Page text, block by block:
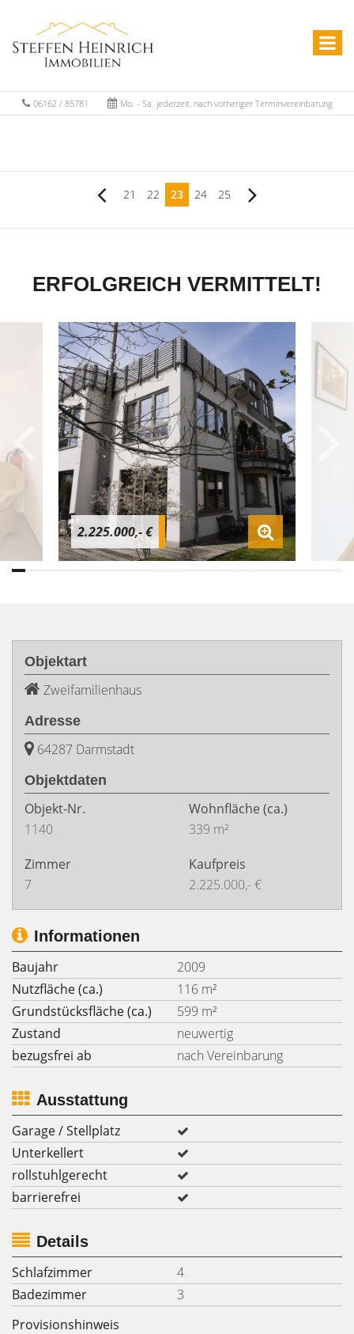
06162 / 85781 Mo. - Sa. jederzeit, nach vorheriger Terminvereinbarung
21 22 23 24 25
ERFOLGREICH VERMITTELT!
2.225.000,- €
Objektart
Zweifamilienhaus
Adresse
64287 Darmstadt
Objektdaten
Objekt-Nr.
1140
Wohnfläche (ca.)
339 m²
Zimmer
7
Kaufpreis
2.225.000,- €
Informationen
Baujahr
2009
Nutzfläche (ca.)
116 m²
Grundstücksfläche (ca.)
599 m²
Zustand
neuwertig
bezugsfrei ab
nach Vereinbarung
Ausstattung
Garage / Stellplatz
Unterkellert
rollstuhlgerecht
barrierefrei
Details
Schlafzimmer
4
Badezimmer
3
Provisionshinweis